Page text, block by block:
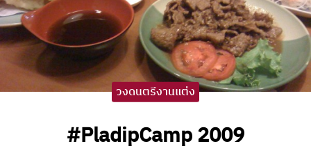
จราคาวงดนตรี
ไอนัท The Voice
iNattt
วงดนตรีงานแต่ง
#PladipCamp 2009